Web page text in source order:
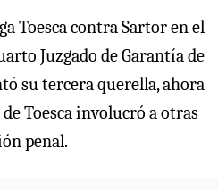
Toesca contra Sartor en el
Juzgado de Garantía de
su tercera querella, ahora
Toesca involucró a otras
penal.